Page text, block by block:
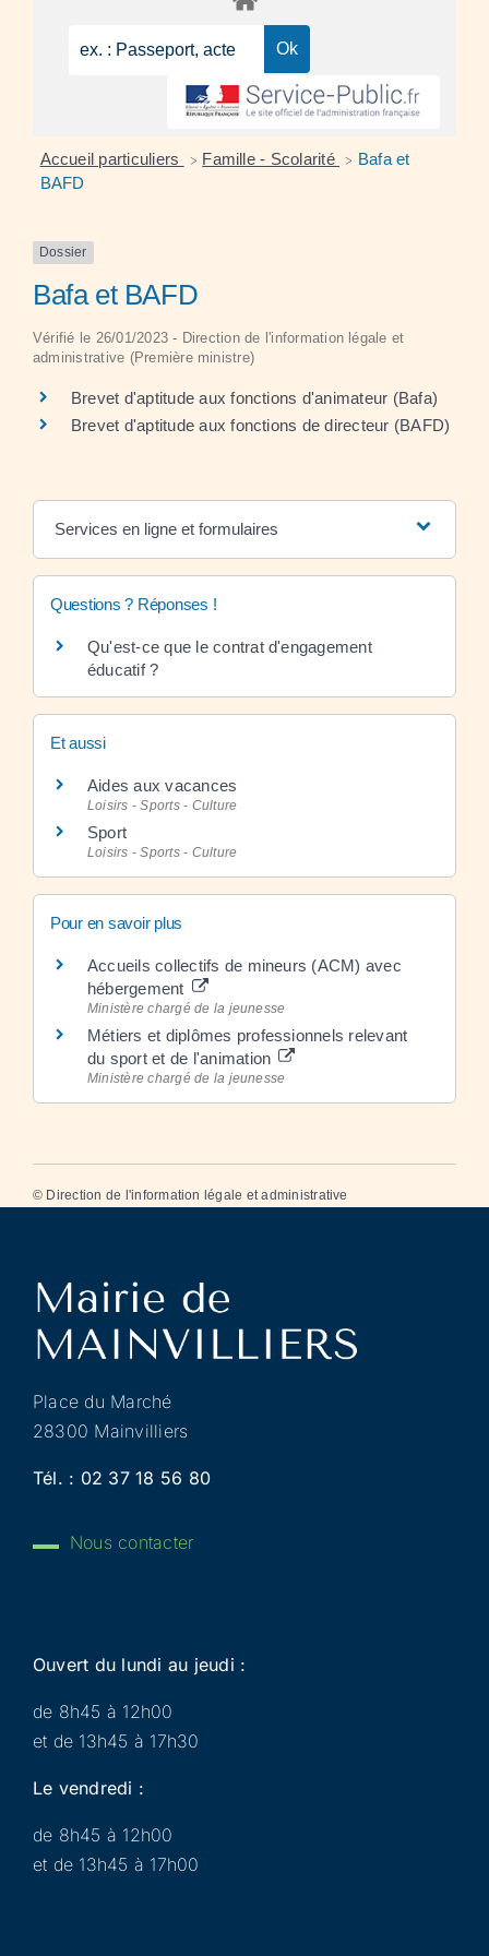
Accueil particuliers > Famille - Scolarité > Bafa et
BAFD
Dossier
Bafa et BAFD
Vérifié le 26/01/2023 - Direction de l'information légale et
administrative (Première ministre)
Brevet d'aptitude aux fonctions d'animateur (Bafa)
Brevet d'aptitude aux fonctions de directeur (BAFD)
Services en ligne et formulaires
Questions ? Réponses !
Qu'est-ce que le contrat d'engagement
éducatif ?
Et aussi
Aides aux vacances
Loisirs - Sports - Culture
Sport
Loisirs - Sports - Culture
Pour en savoir plus
Accueils collectifs de mineurs (ACM) avec
hébergement
Ministère chargé de la jeunesse
Métiers et diplômes professionnels relevant
du sport et de l'animation
Ministère chargé de la jeunesse
© Direction de l'information légale et administrative
Place du Marché
28300 Mainvilliers
Tél. : 02 37 18 56 80
Nous contacter
Ouvert du lundi au jeudi :
de 8h45 à 12h00
et de 13h45 à 17h30
Le vendredi :
de 8h45 à 12h00
et de 13h45 à 17h00